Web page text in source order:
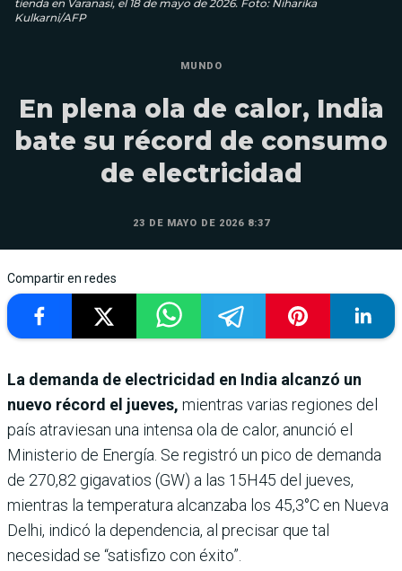
tienda en Varanasi, el 18 de mayo de 2026. Foto: Niharika
Kulkarni/AFP
MUNDO
En plena ola de calor, India
bate su récord de consumo
de electricidad
23 DE MAYO DE 2026 8:37
Compartir en redes
La demanda de electricidad en India alcanzó un
nuevo récord el jueves, mientras varias regiones del
país atraviesan una intensa ola de calor, anunció el
Ministerio de Energía. Se registró un pico de demanda
de 270,82 gigavatios (GW) a las 15H45 del jueves,
mientras la temperatura alcanzaba los 45,3°C en Nueva
Delhi, indicó la dependencia, al precisar que tal
necesidad se “satisfizo con éxito”.